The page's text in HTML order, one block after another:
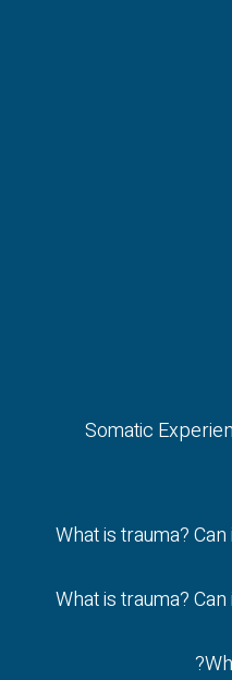
What is trauma?
What is trauma?